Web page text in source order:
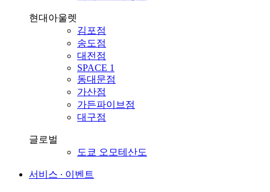
현대아울렛
김포점
송도점
대전점
SPACE 1
동대문점
가산점
가든파이브점
대구점
글로벌
도쿄 오모테산도
서비스 ∙ 이벤트